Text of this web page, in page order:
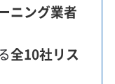
ニング業者
全10社リス